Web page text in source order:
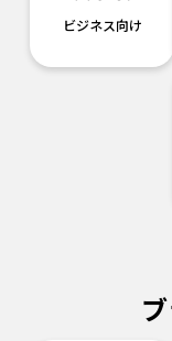
ビジネス向け